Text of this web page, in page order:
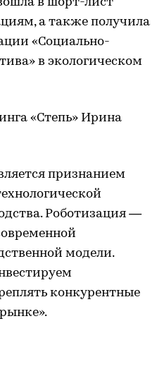
а также получила
«Социально-
в экологическом
«Степь» Ирина
признанием
Роботизация —
модели.
конкурентные